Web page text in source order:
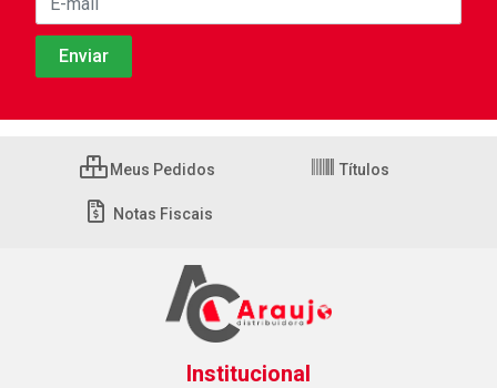
Meus Pedidos Títulos
Notas Fiscais
Institucional